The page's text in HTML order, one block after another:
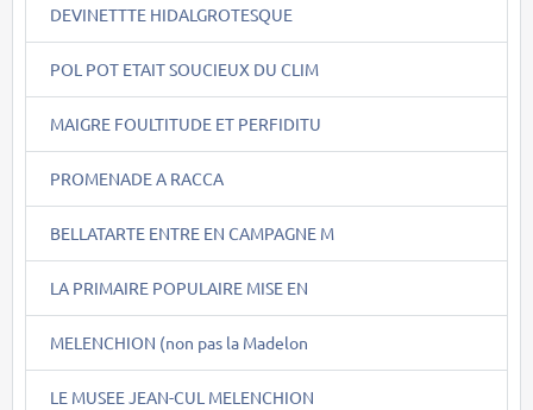
DEVINETTTE HIDALGROTESQUE
POL POT ETAIT SOUCIEUX DU CLIM
MAIGRE FOULTITUDE ET PERFIDITU
PROMENADE A RACCA
BELLATARTE ENTRE EN CAMPAGNE M
LA PRIMAIRE POPULAIRE MISE EN
MELENCHION (non pas la Madelon
LE MUSEE JEAN-CUL MELENCHION